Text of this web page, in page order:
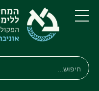
תפריט
חיפוש
חיפוש